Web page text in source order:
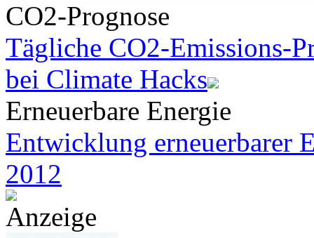
CO2-Prognose
Tägliche CO2-Emissions-
bei Climate Hacks
Erneuerbare Energie
Entwicklung erneuerbarer
2012
Anzeige